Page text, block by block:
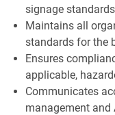
signage standards
Maintains all
standards for the
Ensures
applicable,
Communicates
management and